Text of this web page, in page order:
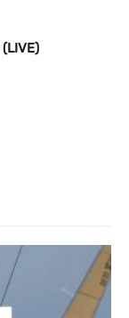
(LIVE)